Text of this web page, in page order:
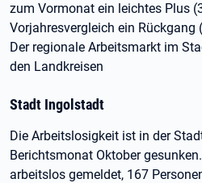
zum Vormonat ein leichtes Plus
Vorjahresvergleich ein Rückgang
Der regionale Arbeitsmarkt im
den Landkreisen
Stadt Ingolstadt
Die Arbeitslosigkeit ist in der
Berichtsmonat Oktober
arbeitslos gemeldet, 167